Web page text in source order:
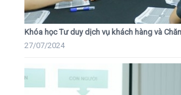
Khóa học Tư duy dịch vụ khách hàng và
27/07/2024